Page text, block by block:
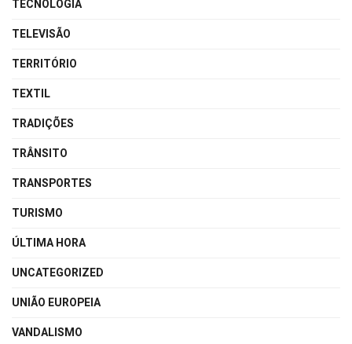
TECNOLOGIA
TELEVISÃO
TERRITÓRIO
TEXTIL
TRADIÇÕES
TRÂNSITO
TRANSPORTES
TURISMO
ÚLTIMA HORA
UNCATEGORIZED
UNIÃO EUROPEIA
VANDALISMO